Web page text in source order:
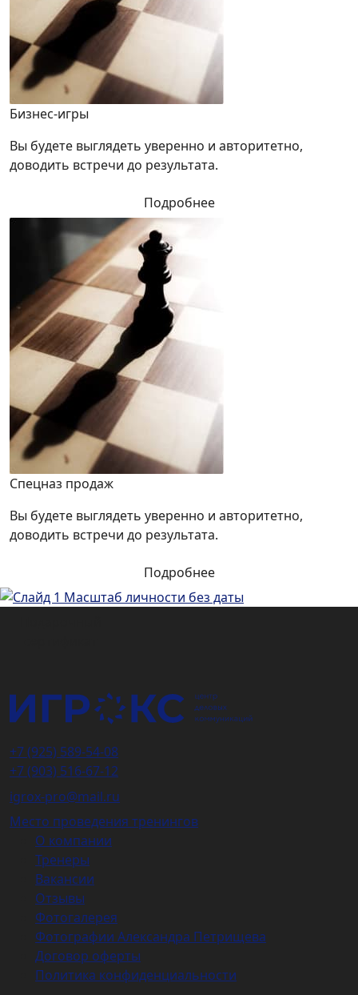
Бизнес-игры
Вы будете выглядеть уверенно и авторитетно,
доводить встречи до результата.
Подробнее
Спецназ продаж
Вы будете выглядеть уверенно и авторитетно,
доводить встречи до результата.
Подробнее
+7 (925) 589-54-08
+7 (903) 516-67-12
igrox-pro@mail.ru
Место проведения тренингов
О компании
Тренеры
Вакансии
Отзывы
Фотогалерея
Фотографии Александра Петрищева
Договор оферты
Политика конфиденциальности